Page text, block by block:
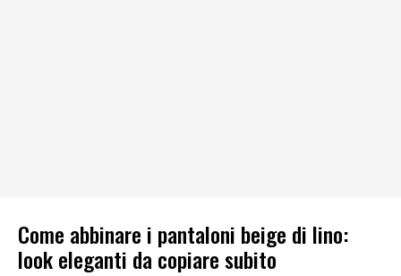
Come abbinare i pantaloni beige di lino:
look eleganti da copiare subito